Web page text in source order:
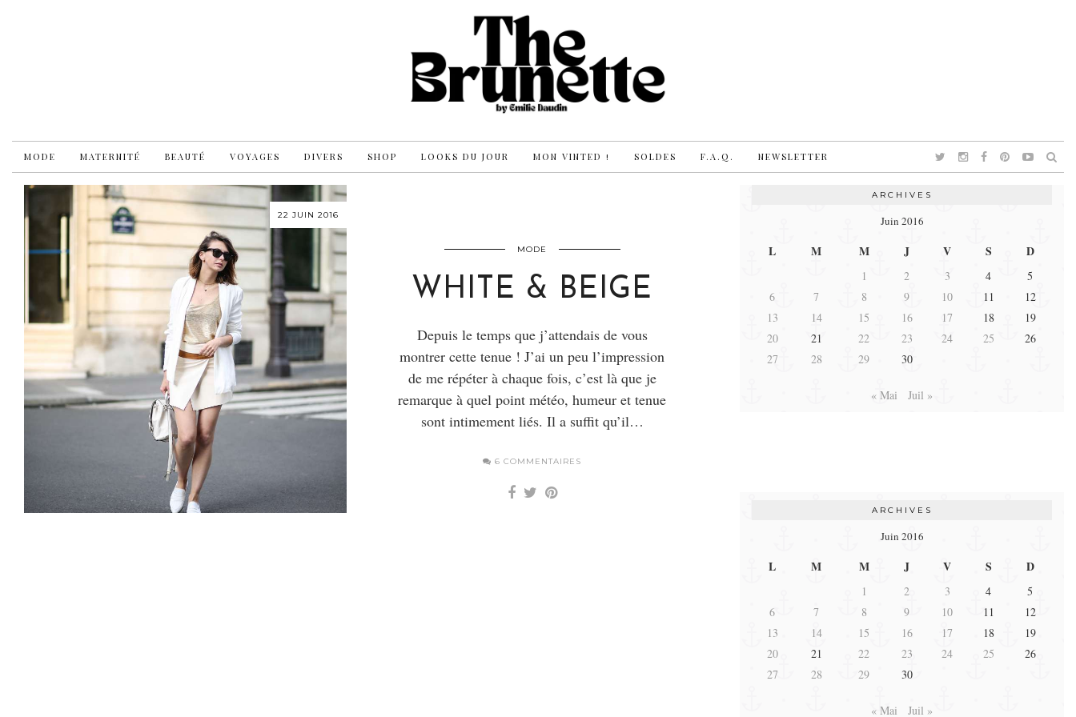
MODE MATERNITÉ BEAUTÉ VOYAGES DIVERS SHOP LOOKS DU JOUR MON VINTED ! SOLDES F.A.Q. NEWSLETTER
22 JUIN 2016
MODE
WHITE & BEIGE
Depuis le temps que j’attendais de vous
montrer cette tenue ! J’ai un peu l’impression
de me répéter à chaque fois, c’est là que je
remarque à quel point météo, humeur et tenue
sont intimement liés. Il a suffit qu’il…
6 COMMENTAIRES
ARCHIVES
Juin 2016
L M M J V S D
1 2 3 4
5
6
7 8 9 10 11
12
13
14 15 16 17 18
19
20
21 22 23 24 25
26
27
28 29 30
« Mai Juil »
ARCHIVES
Juin 2016
L M M J V S D
1 2 3 4
5
6
7 8 9 10 11
12
13
14 15 16 17 18
19
20
21 22 23 24 25
26
27
28 29 30
« Mai Juil »